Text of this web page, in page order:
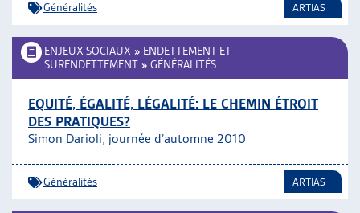
Généralités ARTIAS
ENJEUX SOCIAUX » ENDETTEMENT ET
SURENDETTEMENT » GÉNÉRALITÉS
EQUITÉ, ÉGALITÉ, LÉGALITÉ: LE CHEMIN ÉTROIT
DES PRATIQUES?
Simon Darioli, journée d’automne 2010
Généralités ARTIAS